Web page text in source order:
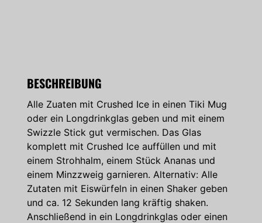
BESCHREIBUNG
Alle Zuaten mit Crushed Ice in einen Tiki Mug
oder ein Longdrinkglas geben und mit einem
Swizzle Stick gut vermischen. Das Glas
komplett mit Crushed Ice auffüllen und mit
einem Strohhalm, einem Stück Ananas und
einem Minzzweig garnieren. Alternativ: Alle
Zutaten mit Eiswürfeln in einen Shaker geben
und ca. 12 Sekunden lang kräftig shaken.
Anschließend in ein Longdrinkglas oder einen